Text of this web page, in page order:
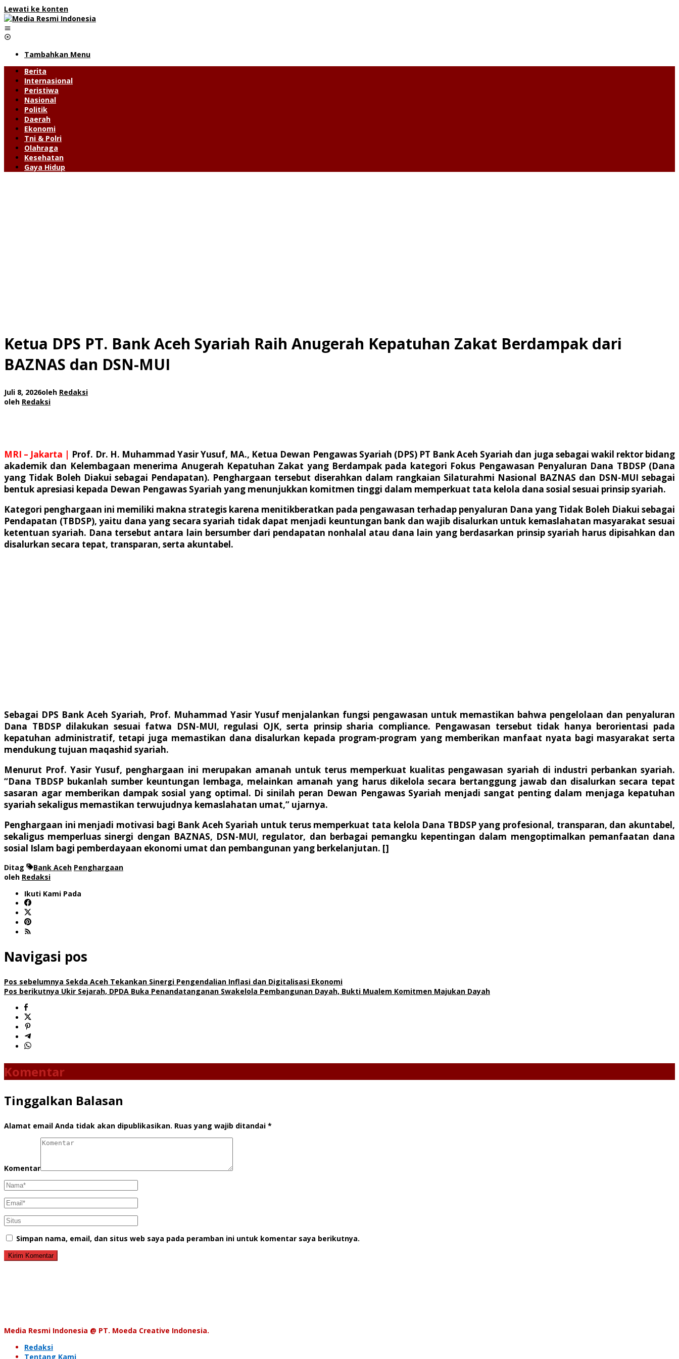
Lewati ke konten
Tambahkan Menu
Berita
Internasional
Peristiwa
Nasional
Politik
Daerah
Ekonomi
Tni & Polri
Olahraga
Kesehatan
Gaya Hidup
Ketua DPS PT. Bank Aceh Syariah Raih Anugerah Kepatuhan Zakat Berdampak dari
BAZNAS dan DSN-MUI
Juli 8, 2026oleh Redaksi
oleh Redaksi
MRI – Jakarta | Prof. Dr. H. Muhammad Yasir Yusuf, MA., Ketua Dewan Pengawas Syariah (DPS) PT Bank Aceh Syariah dan juga sebagai wakil rektor bidang
akademik dan Kelembagaan menerima Anugerah Kepatuhan Zakat yang Berdampak pada kategori Fokus Pengawasan Penyaluran Dana TBDSP (Dana
yang Tidak Boleh Diakui sebagai Pendapatan). Penghargaan tersebut diserahkan dalam rangkaian Silaturahmi Nasional BAZNAS dan DSN-MUI sebagai
bentuk apresiasi kepada Dewan Pengawas Syariah yang menunjukkan komitmen tinggi dalam memperkuat tata kelola dana sosial sesuai prinsip syariah.
Kategori penghargaan ini memiliki makna strategis karena menitikberatkan pada pengawasan terhadap penyaluran Dana yang Tidak Boleh Diakui sebagai
Pendapatan (TBDSP), yaitu dana yang secara syariah tidak dapat menjadi keuntungan bank dan wajib disalurkan untuk kemaslahatan masyarakat sesuai
ketentuan syariah. Dana tersebut antara lain bersumber dari pendapatan nonhalal atau dana lain yang berdasarkan prinsip syariah harus dipisahkan dan
disalurkan secara tepat, transparan, serta akuntabel.
Sebagai DPS Bank Aceh Syariah, Prof. Muhammad Yasir Yusuf menjalankan fungsi pengawasan untuk memastikan bahwa pengelolaan dan penyaluran
Dana TBDSP dilakukan sesuai fatwa DSN-MUI, regulasi OJK, serta prinsip sharia compliance. Pengawasan tersebut tidak hanya berorientasi pada
kepatuhan administratif, tetapi juga memastikan dana disalurkan kepada program-program yang memberikan manfaat nyata bagi masyarakat serta
mendukung tujuan maqashid syariah.
Menurut Prof. Yasir Yusuf, penghargaan ini merupakan amanah untuk terus memperkuat kualitas pengawasan syariah di industri perbankan syariah.
“Dana TBDSP bukanlah sumber keuntungan lembaga, melainkan amanah yang harus dikelola secara bertanggung jawab dan disalurkan secara tepat
sasaran agar memberikan dampak sosial yang optimal. Di sinilah peran Dewan Pengawas Syariah menjadi sangat penting dalam menjaga kepatuhan
syariah sekaligus memastikan terwujudnya kemaslahatan umat,” ujarnya.
Penghargaan ini menjadi motivasi bagi Bank Aceh Syariah untuk terus memperkuat tata kelola Dana TBDSP yang profesional, transparan, dan akuntabel,
sekaligus memperluas sinergi dengan BAZNAS, DSN-MUI, regulator, dan berbagai pemangku kepentingan dalam mengoptimalkan pemanfaatan dana
sosial Islam bagi pemberdayaan ekonomi umat dan pembangunan yang berkelanjutan. []
Ditag Bank Aceh Penghargaan
oleh Redaksi
Ikuti Kami Pada
Navigasi pos
Pos sebelumnya Sekda Aceh Tekankan Sinergi Pengendalian Inflasi dan Digitalisasi Ekonomi
Pos berikutnya Ukir Sejarah, DPDA Buka Penandatanganan Swakelola Pembangunan Dayah, Bukti Mualem Komitmen Majukan Dayah
Komentar
Tinggalkan Balasan
Alamat email Anda tidak akan dipublikasikan. Ruas yang wajib ditandai *
Komentar
Simpan nama, email, dan situs web saya pada peramban ini untuk komentar saya berikutnya.
Media Resmi Indonesia @ PT. Moeda Creative Indonesia.
Redaksi
Tentang Kami